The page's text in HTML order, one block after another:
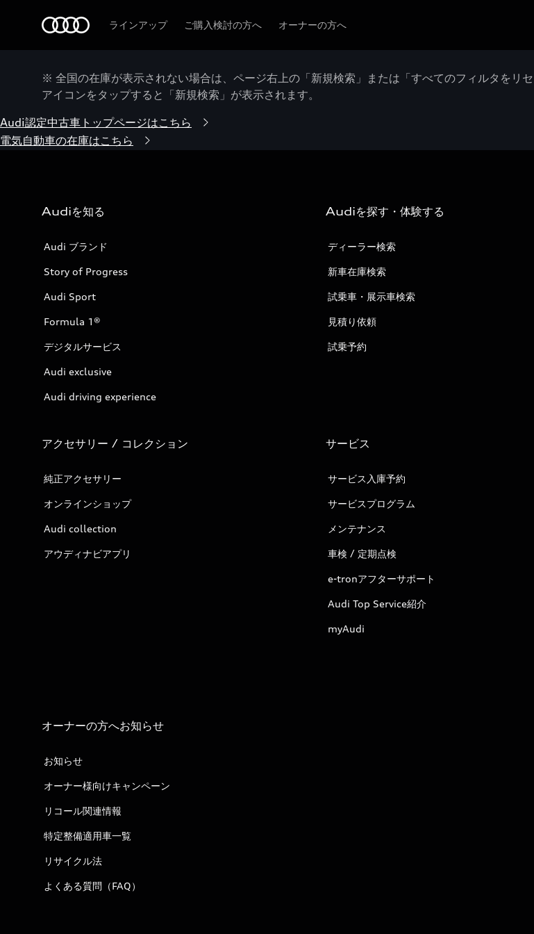
ラインアップ ご購入検討の方へ オーナーの方へ
※ 全国の在庫が表示されない場合は、ページ右上の「新規検索」または「すべてのフィルタをリ
アイコンをタップすると「新規検索」が表示されます。
Audi認定中古車トップページはこちら
電気自動車の在庫はこちら
Audiを知る
Audi ブランド
Story of Progress
Audi Sport
Formula 1®
デジタルサービス
Audi exclusive
Audi driving experience
Audiを探す・体験する
ディーラー検索
新車在庫検索
試乗車・展示車検索
見積り依頼
試乗予約
アクセサリー / コレクション
純正アクセサリー
オンラインショップ
Audi collection
アウディナビアプリ
サービス
サービス入庫予約
サービスプログラム
メンテナンス
車検 / 定期点検
e-tronアフターサポート
Audi Top Service紹介
myAudi
オーナーの方へお知らせ
お知らせ
オーナー様向けキャンペーン
リコール関連情報
特定整備適用車一覧
リサイクル法
よくある質問（FAQ）